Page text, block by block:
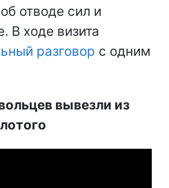
отводе сил и
В ходе визита
разговор с одним
вывезли из